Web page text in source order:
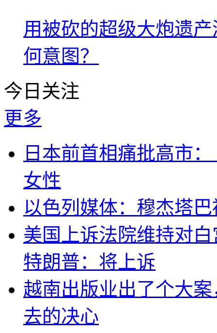
用被砍的超级大炮遗
何意图？
今日关注
更多
日本前首相痛批高市
女性
以色列媒体：穆杰塔
美国上诉法院维持对
特朗普：将上诉
越南出版业出了个大
去的决心